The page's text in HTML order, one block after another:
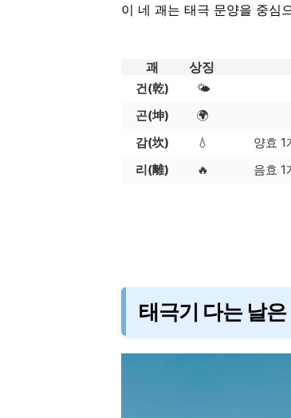
이 네 괘는 태극 문양을 중심
괘 상징
건(乾) 🌤️
곤(坤)
🌍
감(坎)
💧 양효 1
리(離)
🔥 음효 1
태극기 다는 날